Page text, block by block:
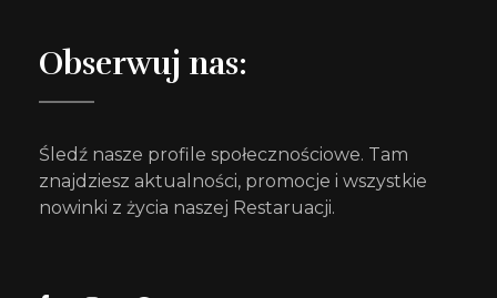
Obserwuj nas:
Śledź nasze profile społecznościowe. Tam
znajdziesz aktualności, promocje i wszystkie
nowinki z życia naszej Restaruacji.